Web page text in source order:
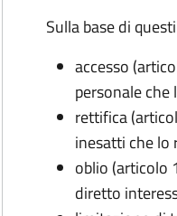
Sulla base di
accesso
personale
rettifica
inesatti che lo
oblio (articolo
diretto